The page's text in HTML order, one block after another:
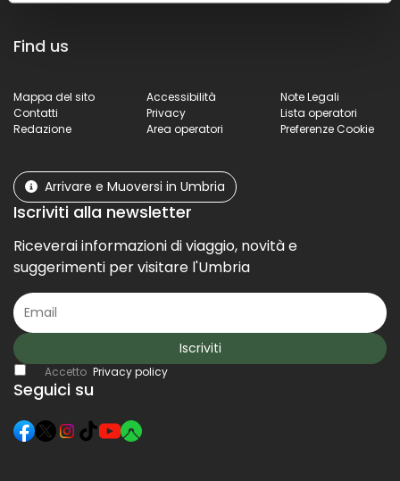
Find us
Mappa del sito Accessibilità
Note Legali
Contatti
Privacy
Lista operatori
Redazione
Area operatori Preferenze Cookie
Arrivare e Muoversi in Umbria
Iscriviti alla newsletter
Riceverai informazioni di viaggio, novità e
suggerimenti per visitare l'Umbria
Iscriviti
Accetto Privacy policy
Seguici su